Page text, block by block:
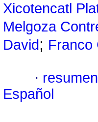
Xicotencatl
Melgoza
David ; Franco
·
Español